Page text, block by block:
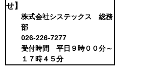
せ】
株式会社システックス 総務
部
026-226-7277
受付時間 平日９時００分～
１７時４５分